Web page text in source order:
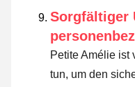
Sorgfältiger
Petite Amélie ist
tun, um den